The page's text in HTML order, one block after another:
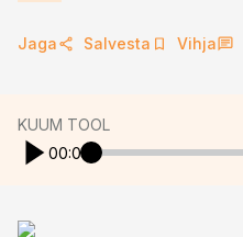
Jaga Salvesta Vihja
KUUM TOOL
00:00